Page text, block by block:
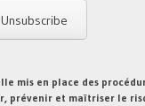
mis en place des
prévenir et maîtriser le